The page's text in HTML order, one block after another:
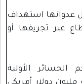
عدوانها استهداف
عبر تجريفها أو
الخسائر الأولية